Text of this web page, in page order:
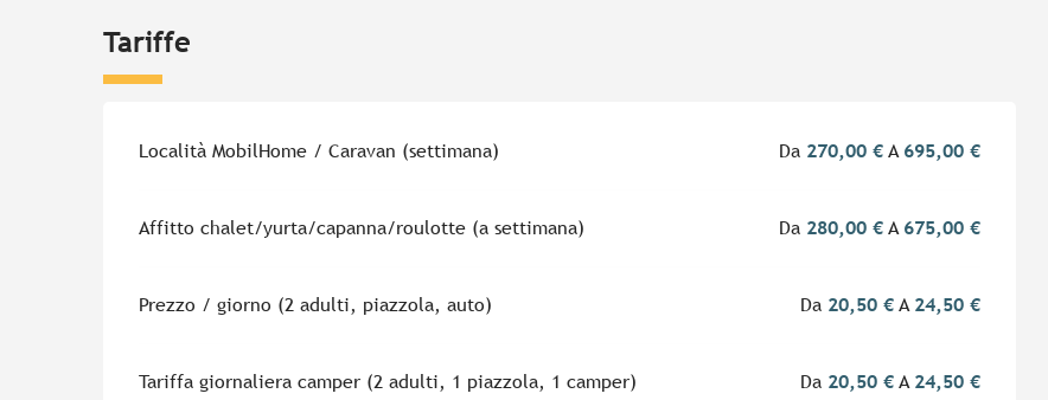
Tariffe
Tariffe 2026
Località MobilHome / Caravan (settimana) Da 270,00 € A 695,00 €
Affitto chalet/yurta/capanna/roulotte (a settimana) Da 280,00 € A 675,00 €
Prezzo / giorno (2 adulti, piazzola, auto) Da 20,50 € A 24,50 €
Tariffa giornaliera camper (2 adulti, 1 piazzola, 1 camper) Da 20,50 € A 24,50 €